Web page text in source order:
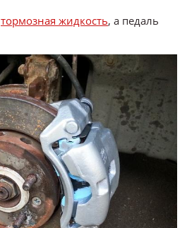
тормозная жидкость, а педаль